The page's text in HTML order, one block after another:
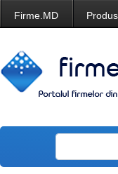
Firme.MD